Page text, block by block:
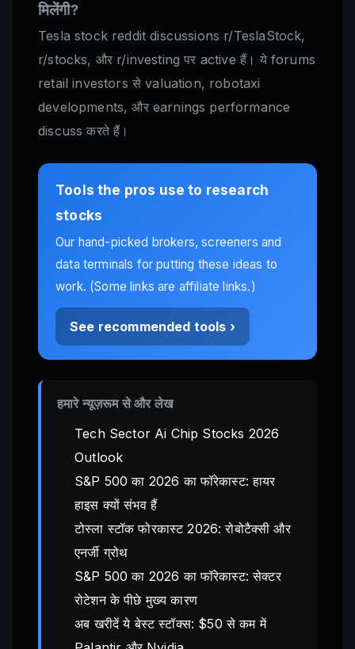
मिलेंगी?
Tesla stock reddit discussions r/TeslaStock,
r/stocks, और r/investing पर active हैं। ये forums
retail investors से valuation, robotaxi
developments, और earnings performance
discuss करते हैं।
Tools the pros use to research
stocks
Our hand-picked brokers, screeners and
data terminals for putting these ideas to
work. (Some links are affiliate links.)
See recommended tools ›
हमारे न्यूज़रूम से और लेख
Tech Sector Ai Chip Stocks 2026
Outlook
S&P 500 का 2026 का फॉरेकास्ट: हायर
हाइस क्यों संभव हैं
टोस्ला स्टॉक फोरकास्ट 2026: रोबोटैक्सी और
एनर्जी ग्रोथ
S&P 500 का 2026 का फॉरेकास्ट: सेक्टर
रोटेशन के पीछे मुख्य कारण
अब खरीदें ये बेस्ट स्टॉक्स: $50 से कम में